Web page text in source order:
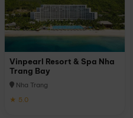
Vinpearl Resort & Spa Nha
Trang Bay
Nha Trang
★ 5.0